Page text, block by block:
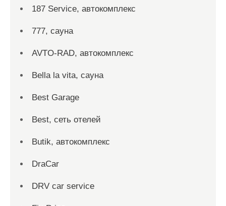
187 Service, автокомплекс
777, сауна
AVTO-RAD, автокомплекс
Bella la vita, сауна
Best Garage
Best, сеть отелей
Butik, автокомплекс
DraCar
DRV car service